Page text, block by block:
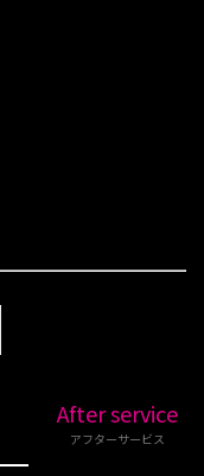
After service
アフターサービス